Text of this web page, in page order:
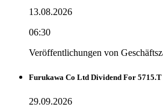
13.08.2026
06:30
Veröffentlichungen von
Furukawa Co Ltd Dividend For 5715.T
29.09.2026